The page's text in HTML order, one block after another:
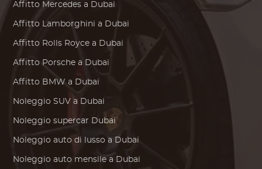
Affitto Mercedes a Dubai
Affitto Lamborghini a Dubai
Affitto Rolls Royce a Dubai
Affitto Porsche a Dubai
Affitto BMW a Dubai
Noleggio SUV a Dubai
Noleggio supercar Dubai
Noleggio auto di lusso a Dubai
Noleggio auto mensile a Dubai